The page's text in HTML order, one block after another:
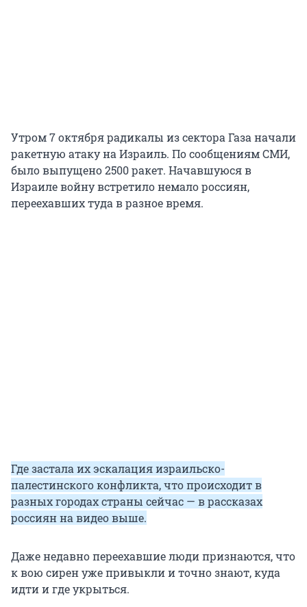
Утром 7 октября радикалы из сектора Газа начали
ракетную атаку на Израиль. По сообщениям СМИ,
было выпущено 2500 ракет. Начавшуюся в
Израиле войну встретило немало россиян,
переехавших туда в разное время.
Где застала их эскалация израильско-
палестинского конфликта, что происходит в
разных городах страны сейчас — в рассказах
россиян на видео выше.
Даже недавно переехавшие люди признаются, что
к вою сирен уже привыкли и точно знают, куда
идти и где укрыться.